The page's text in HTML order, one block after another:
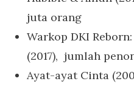
juta orang
Warkop DKI
(2017), jumlah
Ayat-ayat Cinta